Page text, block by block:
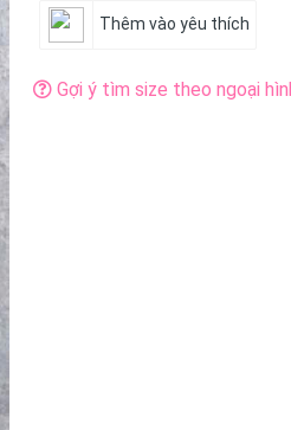
Thêm vào yêu thích
Gợi ý tìm size theo ngoại